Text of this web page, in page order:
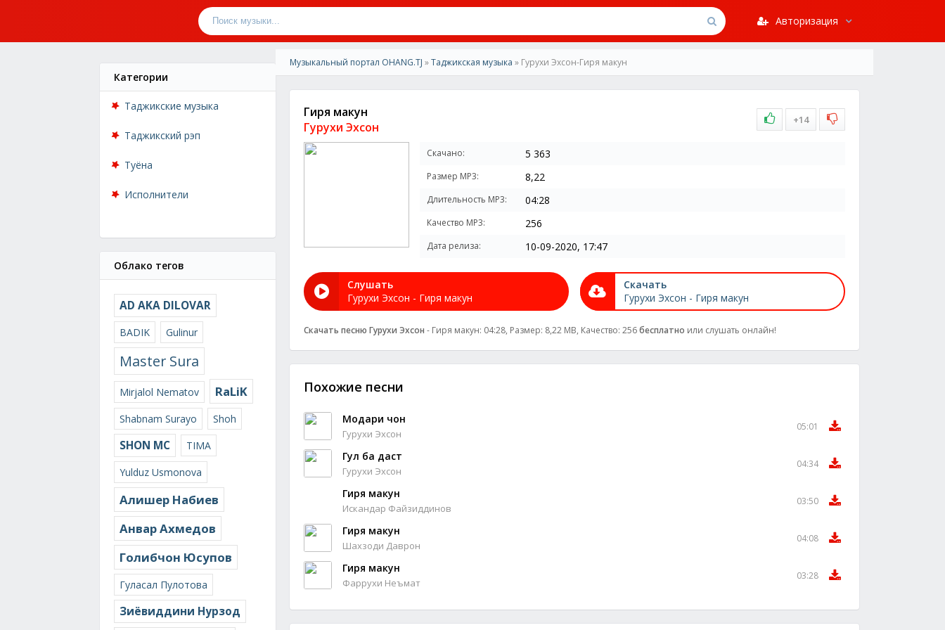
Авторизация
Категории
Таджикские музыка
Таджикский рэп
Туёна
Исполнители
Облако тегов
AD AKA DILOVAR
BADIK Gulinur
Master Sura
Mirjalol Nematov RaLiK
Shabnam Surayo Shoh
SHON MC
TIMA
Yulduz Usmonova
Алишер Набиев
Анвар Ахмедов
Голибчон Юсупов
Гуласал Пулотова
Зиёвиддини Нурзод
Музыкальный портал OHANG.TJ »Таджикская музыка » Гурухи Эхсон-Гиря макун
Гиря макун
Гурухи Эхсон
+14
Скачано: 5 363
Размер MP3: 8,22
Длительность MP3: 04:28
Качество MP3: 256
Дата релиза: 10-09-2020, 17:47
Слушать
Гурухи Эхсон - Гиря макун
Скачать
Гурухи Эхсон - Гиря макун
Скачать песню Гурухи Эхсон - Гиря макун: 04:28, Размер: 8,22 MB, Качество: 256бесплатно или слушать онлайн!
Похожие песни
Модари чон
Гурухи Эхсон
05:01
Гул ба даст
Гурухи Эхсон
04:34
Гиря макун
Искандар Файзиддинов
03:50
Гиря макун
Шахзоди Даврон
04:08
Гиря макун
Фаррухи Неъмат
03:28